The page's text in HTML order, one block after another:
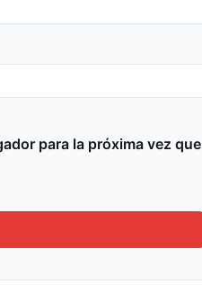
para la próxima vez que